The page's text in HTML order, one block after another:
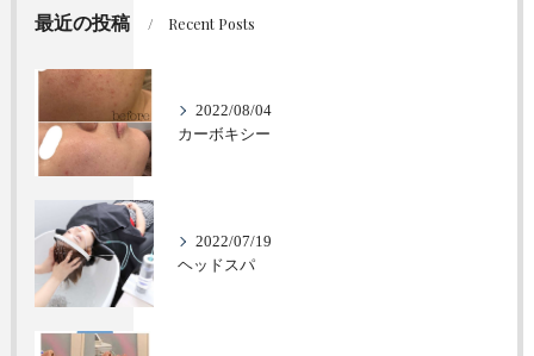
最近の投稿 Recent Posts
2022/08/04
カーボキシー
2022/07/19
ヘッドスパ